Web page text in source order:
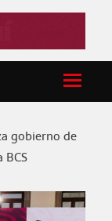
gobierno de